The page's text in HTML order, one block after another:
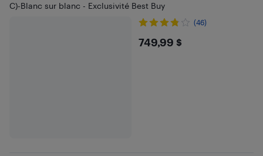
C)-Blanc sur blanc - Exclusivité Best Buy
(46)
$749.99
749,99 $